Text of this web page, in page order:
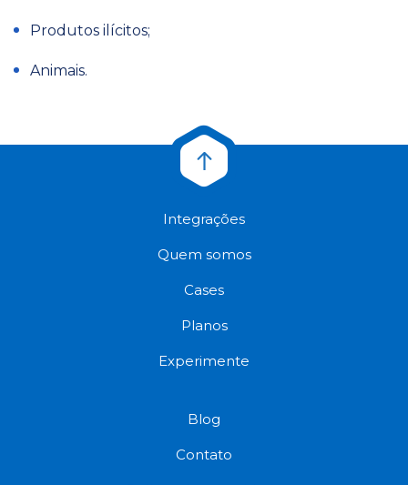
Produtos ilícitos;
Animais.
Integrações
Quem somos
Cases
Planos
Experimente
Blog
Contato